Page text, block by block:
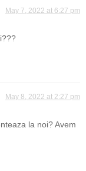
May 7, 2022 at 6:27 pm
May 8, 2022 at 2:27 pm
la noi? Avem